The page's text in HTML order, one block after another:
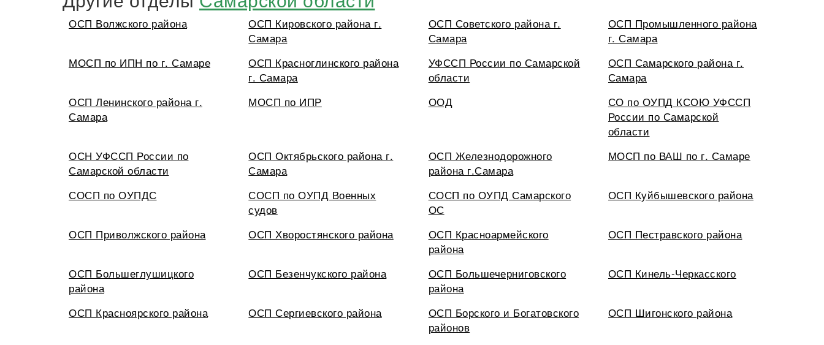
ОСП Волжского района
ОСП Кировского района г.
Самара
ОСП Советского района г.
Самара
ОСП Промышленного района
г. Самара
МОСП по ИПН по г. Самаре
ОСП Красноглинского района
г. Самара
УФССП России по Самарской
области
ОСП Самарского района г.
Самара
ОСП Ленинского района г.
Самара
МОСП по ИПР ООД
СО по ОУПД КСОЮ УФССП
России по Самарской
области
ОСН УФССП России по
Самарской области
ОСП Октябрьского района г.
Самара
ОСП Железнодорожного
района г.Самара
МОСП по ВАШ по г. Самаре
СОСП по ОУПДС
СОСП по ОУПД Военных
судов
СОСП по ОУПД Самарского
ОС
ОСП Куйбышевского района
ОСП Приволжского района ОСП Хворостянского района
ОСП Красноармейского
района
ОСП Пестравского района
ОСП Большеглушицкого
района
ОСП Безенчукского района
ОСП Большечерниговского
района
ОСП Кинель-Черкасского
ОСП Красноярского района ОСП Сергиевского района
ОСП Борского и Богатовского
районов
ОСП Шигонского района